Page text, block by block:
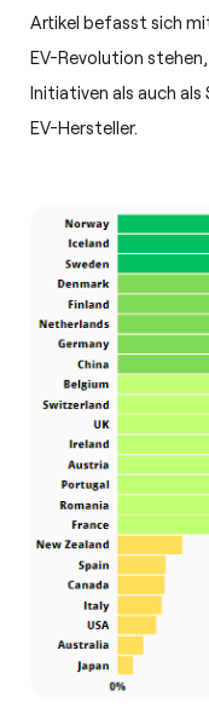
Artikel befasst sich
EV-Revolution
Initiativen als auch
EV-Hersteller.